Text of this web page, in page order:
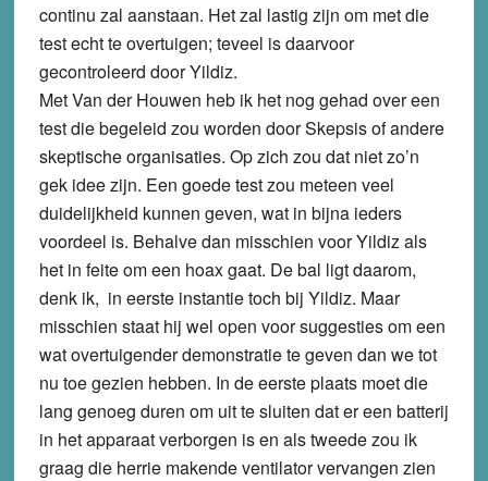
continu zal aanstaan. Het zal lastig zijn om met die
test echt te overtuigen; teveel is daarvoor
gecontroleerd door Yildiz.
Met Van der Houwen heb ik het nog gehad over een
test die begeleid zou worden door Skepsis of andere
skeptische organisaties. Op zich zou dat niet zo’n
gek idee zijn. Een goede test zou meteen veel
duidelijkheid kunnen geven, wat in bijna ieders
voordeel is. Behalve dan misschien voor Yildiz als
het in feite om een hoax gaat. De bal ligt daarom,
denk ik, in eerste instantie toch bij Yildiz. Maar
misschien staat hij wel open voor suggesties om een
wat overtuigender demonstratie te geven dan we tot
nu toe gezien hebben. In de eerste plaats moet die
lang genoeg duren om uit te sluiten dat er een batterij
in het apparaat verborgen is en als tweede zou ik
graag die herrie makende ventilator vervangen zien